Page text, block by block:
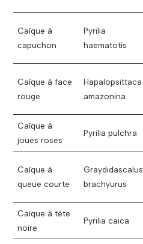
Caïque à
capuchon
Pyrilia
haematotis
Caïque à face
rouge
Hapalopsittaca
amazonina
Caïque à
joues roses
Pyrilia pulchra
Caïque à
queue courte
Graydidascalus
brachyurus
Caïque à tête
noire
Pyrilia caica